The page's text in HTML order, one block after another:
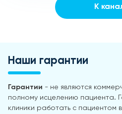
К
Наши гарантии
Гарантии - не являются
полному исцелению пациента.
клиники работать с пациентом